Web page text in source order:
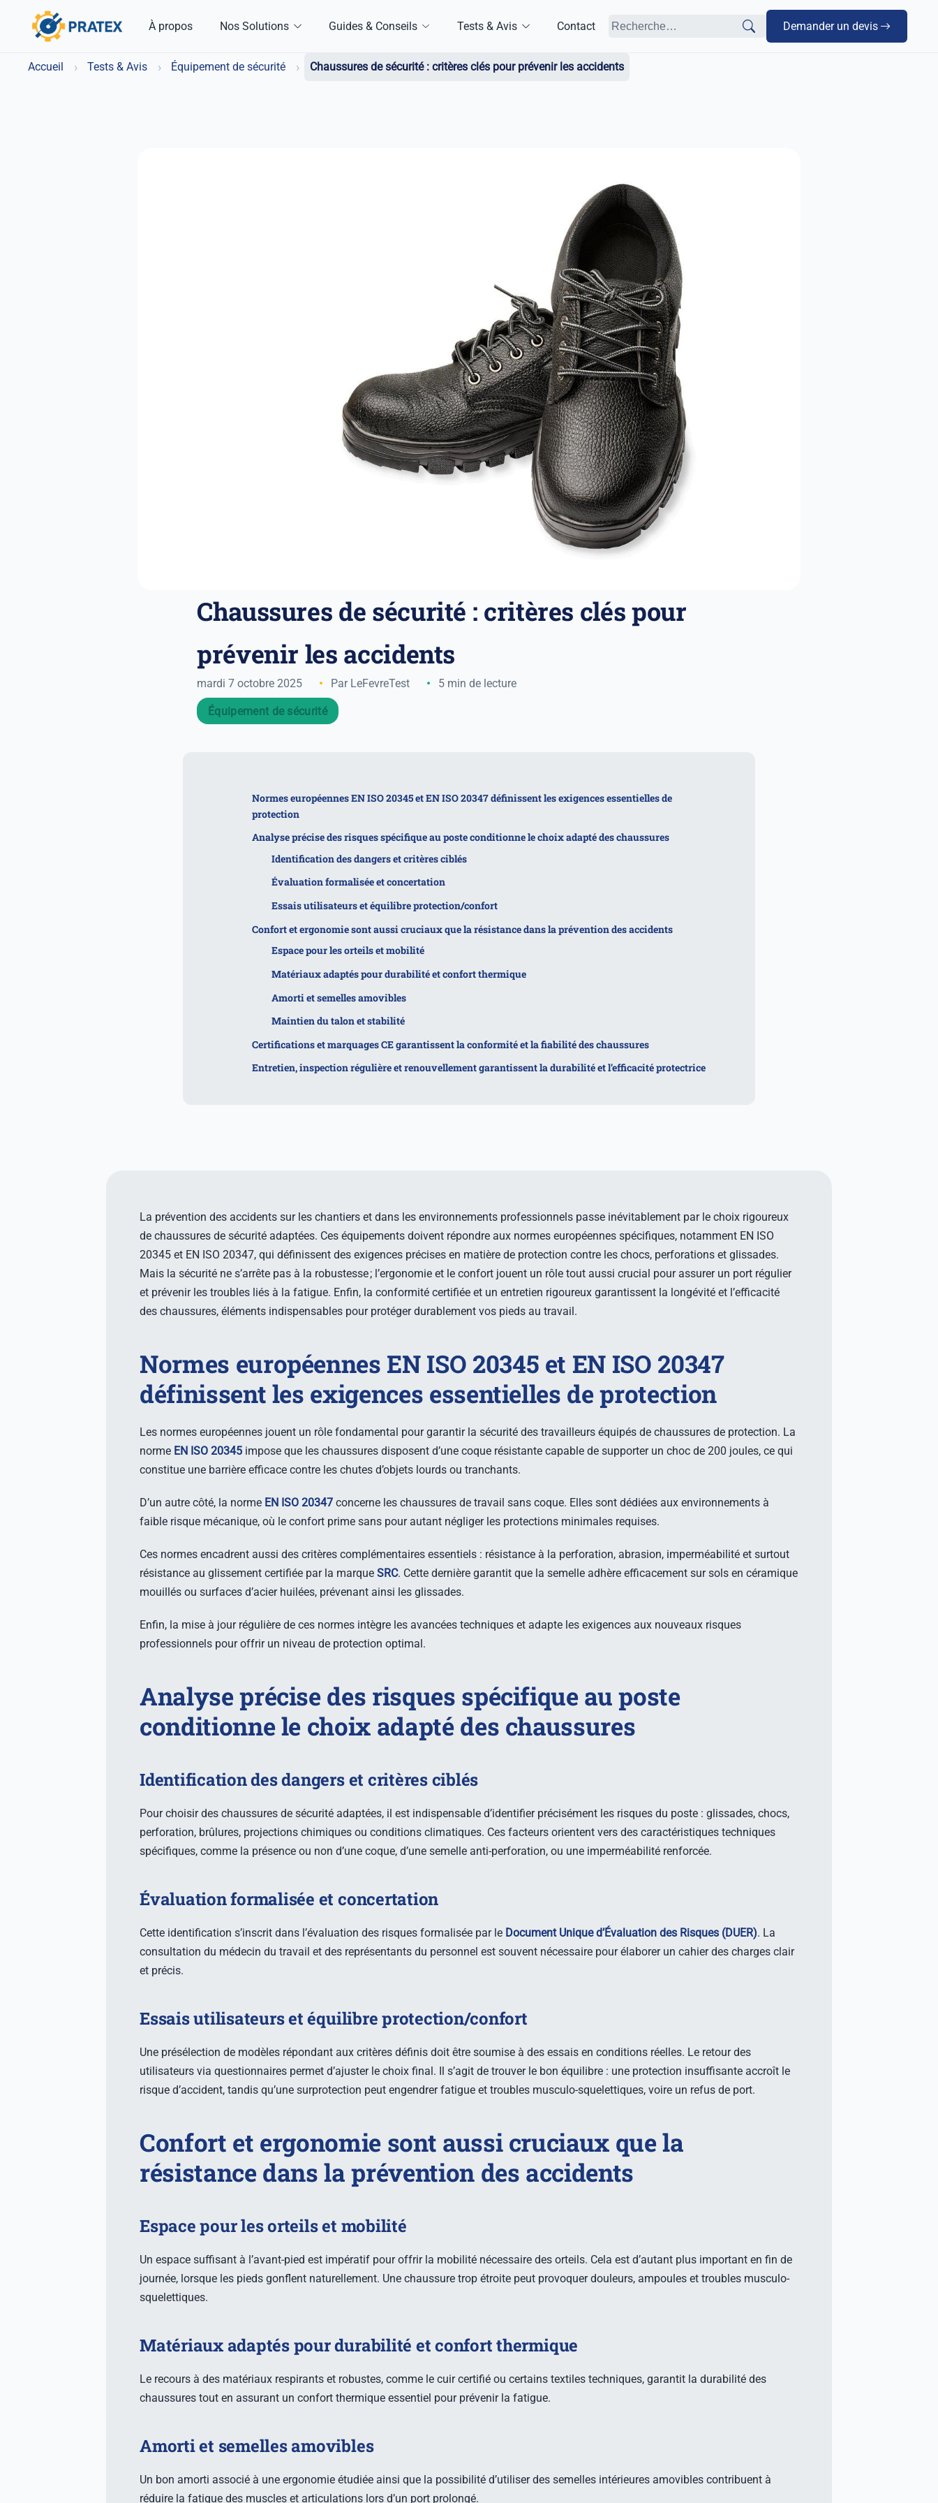
À propos Nos Solutions Guides & Conseils Tests & Avis Contact Demander un devis
Accueil › Tests & Avis › Équipement de sécurité › Chaussures de sécurité : critères clés pour prévenir les accidents
Chaussures de sécurité : critères clés pour
prévenir les accidents
mardi 7 octobre 2025 Par LeFevreTest 5 min de lecture
Équipement de sécurité
Normes européennes EN ISO 20345 et EN ISO 20347 définissent les exigences essentielles de
protection
Analyse précise des risques spécifique au poste conditionne le choix adapté des chaussures
Identification des dangers et critères ciblés
Évaluation formalisée et concertation
Essais utilisateurs et équilibre protection/confort
Confort et ergonomie sont aussi cruciaux que la résistance dans la prévention des accidents
Espace pour les orteils et mobilité
Matériaux adaptés pour durabilité et confort thermique
Amorti et semelles amovibles
Maintien du talon et stabilité
Certifications et marquages CE garantissent la conformité et la fiabilité des chaussures
Entretien, inspection régulière et renouvellement garantissent la durabilité et l’efficacité protectrice
La prévention des accidents sur les chantiers et dans les environnements professionnels passe inévitablement par le choix rigoureux
de chaussures de sécurité adaptées. Ces équipements doivent répondre aux normes européennes spécifiques, notamment EN ISO
20345 et EN ISO 20347, qui définissent des exigences précises en matière de protection contre les chocs, perforations et glissades.
Mais la sécurité ne s’arrête pas à la robustesse ; l’ergonomie et le confort jouent un rôle tout aussi crucial pour assurer un port régulier
et prévenir les troubles liés à la fatigue. Enfin, la conformité certifiée et un entretien rigoureux garantissent la longévité et l’efficacité
des chaussures, éléments indispensables pour protéger durablement vos pieds au travail.
Normes européennes EN ISO 20345 et EN ISO 20347
définissent les exigences essentielles de protection
Les normes européennes jouent un rôle fondamental pour garantir la sécurité des travailleurs équipés de chaussures de protection. La
norme EN ISO 20345 impose que les chaussures disposent d’une coque résistante capable de supporter un choc de 200 joules, ce qui
constitue une barrière efficace contre les chutes d’objets lourds ou tranchants.
D’un autre côté, la norme EN ISO 20347 concerne les chaussures de travail sans coque. Elles sont dédiées aux environnements à
faible risque mécanique, où le confort prime sans pour autant négliger les protections minimales requises.
Ces normes encadrent aussi des critères complémentaires essentiels : résistance à la perforation, abrasion, imperméabilité et surtout
résistance au glissement certifiée par la marque SRC. Cette dernière garantit que la semelle adhère efficacement sur sols en céramique
mouillés ou surfaces d’acier huilées, prévenant ainsi les glissades.
Enfin, la mise à jour régulière de ces normes intègre les avancées techniques et adapte les exigences aux nouveaux risques
professionnels pour offrir un niveau de protection optimal.
Analyse précise des risques spécifique au poste
conditionne le choix adapté des chaussures
Identification des dangers et critères ciblés
Pour choisir des chaussures de sécurité adaptées, il est indispensable d’identifier précisément les risques du poste : glissades, chocs,
perforation, brûlures, projections chimiques ou conditions climatiques. Ces facteurs orientent vers des caractéristiques techniques
spécifiques, comme la présence ou non d’une coque, d’une semelle anti-perforation, ou une imperméabilité renforcée.
Évaluation formalisée et concertation
Cette identification s’inscrit dans l’évaluation des risques formalisée par le Document Unique d’Évaluation des Risques (DUER). La
consultation du médecin du travail et des représentants du personnel est souvent nécessaire pour élaborer un cahier des charges clair
et précis.
Essais utilisateurs et équilibre protection/confort
Une présélection de modèles répondant aux critères définis doit être soumise à des essais en conditions réelles. Le retour des
utilisateurs via questionnaires permet d’ajuster le choix final. Il s’agit de trouver le bon équilibre : une protection insuffisante accroît le
risque d’accident, tandis qu’une surprotection peut engendrer fatigue et troubles musculo-squelettiques, voire un refus de port.
Confort et ergonomie sont aussi cruciaux que la
résistance dans la prévention des accidents
Espace pour les orteils et mobilité
Un espace suffisant à l’avant-pied est impératif pour offrir la mobilité nécessaire des orteils. Cela est d’autant plus important en fin de
journée, lorsque les pieds gonflent naturellement. Une chaussure trop étroite peut provoquer douleurs, ampoules et troubles musculo-
squelettiques.
Matériaux adaptés pour durabilité et confort thermique
Le recours à des matériaux respirants et robustes, comme le cuir certifié ou certains textiles techniques, garantit la durabilité des
chaussures tout en assurant un confort thermique essentiel pour prévenir la fatigue.
Amorti et semelles amovibles
Un bon amorti associé à une ergonomie étudiée ainsi que la possibilité d’utiliser des semelles intérieures amovibles contribuent à
réduire la fatigue des muscles et articulations lors d’un port prolongé.